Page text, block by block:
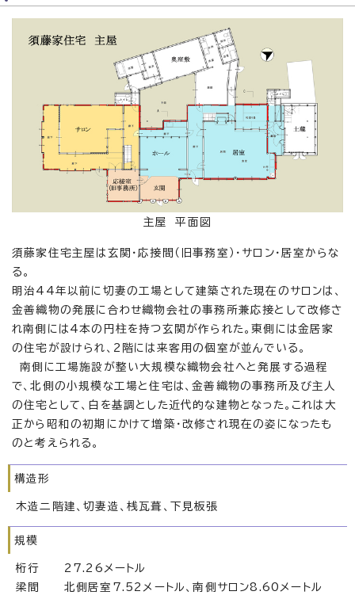
主屋 平面図
須藤家住宅主屋は玄関・応接間（旧事務室）・サロン・居室からな
る。
明治44年以前に切妻の工場として建築された現在のサロンは、
金善織物の発展に合わせ織物会社の事務所兼応接として改修さ
れ南側には4本の円柱を持つ玄関が作られた。東側には金居家
の住宅が設けられ、2階には来客用の個室が並んでいる。
南側に工場施設が整い大規模な織物会社へと発展する過程
で、北側の小規模な工場と住宅は、金善織物の事務所及び主人
の住宅として、白を基調とした近代的な建物となった。これは大
正から昭和の初期にかけて増築・改修され現在の姿になったも
のと考えられる。
構造形
木造二階建、切妻造、桟瓦葺、下見板張
規模
桁行 27.26メートル
梁間 北側居室7.52メートル、南側サロン8.60メートル